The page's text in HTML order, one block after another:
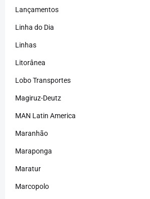
Lançamentos
Linha do Dia
Linhas
Litorânea
Lobo Transportes
Magiruz-Deutz
MAN Latin America
Maranhão
Maraponga
Maratur
Marcopolo